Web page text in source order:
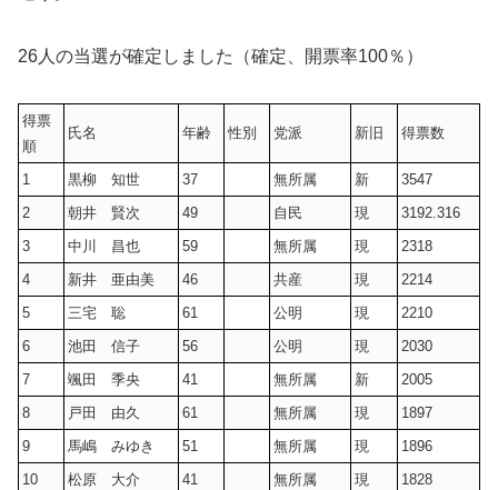
26人の当選が確定しました（確定、開票率100％）
得票
順
氏名 年齢 性別 党派 新旧 得票数
1 黒柳 知世 37 無所属 新
3547
2
朝井 賢次 49 自民 現
3192.316
3
中川 昌也 59 無所属 現
2318
4
新井 亜由美 46 共産 現
2214
5
三宅 聡 61 公明 現
2210
6
池田 信子 56 公明 現
2030
7
颯田 季央 41 無所属 新
2005
8
戸田 由久 61 無所属 現
1897
9
馬嶋 みゆき 51 無所属 現
1896
10
松原 大介 41 無所属 現
1828